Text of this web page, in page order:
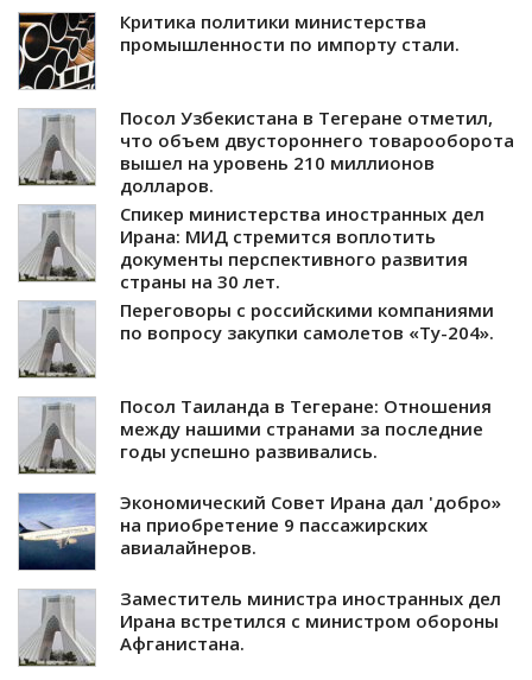
Критика политики министерства
промышленности по импорту стали.
Посол Узбекистана в Тегеране отметил,
что объем двустороннего товарооборота
вышел на уровень 210 миллионов
долларов.
Спикер министерства иностранных дел
Ирана: МИД стремится воплотить
документы перспективного развития
страны на 30 лет.
Переговоры с российскими компаниями
по вопросу закупки самолетов «Ту-204».
Посол Таиланда в Тегеране: Отношения
между нашими странами за последние
годы успешно развивались.
Экономический Совет Ирана дал 'добро»
на приобретение 9 пассажирских
авиалайнеров.
Заместитель министра иностранных дел
Ирана встретился с министром обороны
Афганистана.